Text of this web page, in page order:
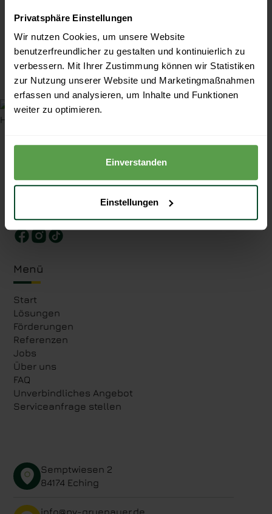
Privatsphäre Einstellungen
Wir nutzen Cookies, um unsere Website
benutzerfreundlicher zu gestalten und kontinuierlich zu
verbessern. Mit Ihrer Zustimmung können wir Statistiken
zur Nutzung unserer Website und Marketingmaßnahmen
erfassen und analysieren, um Inhalte und Funktionen
weiter zu optimieren.
Einverstanden
Einstellungen
Jetzt anfordern!
Mit mehr als 20 Jahren Branchen­erfahrung sind wir
Profis rund um Photovoltaik-Komplettanlagen und
Menü
Start
Lösungen
Förderungen
Referenzen
Jobs
Über uns
FAQ
Unverbindliches Angebot
Serviceanfrage stellen
Semptwiesen 2
84174 Eching
info@pv-gruenauer.de